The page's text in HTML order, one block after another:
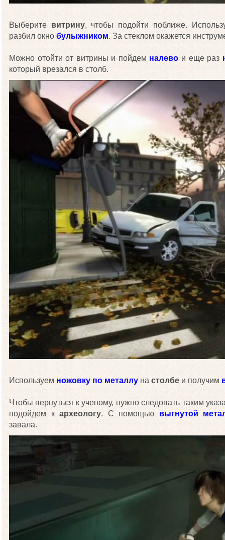
Выберите витрину, чтобы подойти поближе.
разбил окно булыжником. За стеклом окажется
Можно отойти от витрины и пойдем налево и еще раз
который врезался в столб.
Используем ножовку по металлу на столбе и получим
Чтобы вернуться к ученому, нужно следовать таким
подойдем к археологу. С помощью выгнутой
завала.